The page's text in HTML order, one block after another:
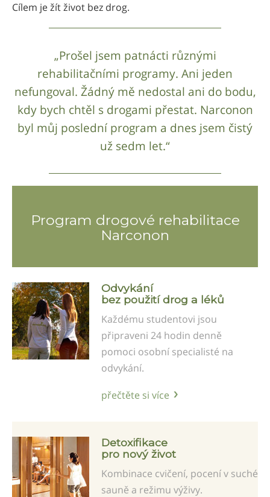
Cílem je žít život bez drog.
„Prošel jsem patnácti různými
rehabilitačními programy. Ani jeden
nefungoval. Žádný mě nedostal ani do bodu,
kdy bych chtěl s drogami přestat. Narconon
byl můj poslední program a dnes jsem čistý
už sedm let.“
Program drogové rehabilitace
Narconon
Odvykání
bez použití drog a léků
Každému studentovi jsou
připraveni 24 hodin denně
pomoci osobní specialisté na
odvykání.
přečtěte si více
Detoxifikace
pro nový život
Kombinace cvičení, pocení v suché
sauně a režimu výživy.